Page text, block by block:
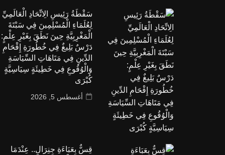
سَقْطَةُ رَئِيسِ الِاتِّحَادِ الْعَالَمِيِّ
لِعُلَمَاءِ الْمُسْلِمِينَ فِي سَبْتَةَ
الْمَغْرِبِيَّةِ حِينَ نَطَقَ بِغَيْرِ عِلْمٍ:
دَرْسٌ بَلِيغٌ فِي خُطُورَةِ إِقْحَامِ
الدِّينِ فِي مَتَاهَاتِ السِّيَاسَةِ
وَالْوُقُوعِ فِي خَطِيئَةٍ سِيَاسِيَّةٍ
كُبْرَى
أغسطس 5, 2026
قِسٌّ بِعَبَاءَةِ جِنِرَالٍ.. عِنْدَمَا